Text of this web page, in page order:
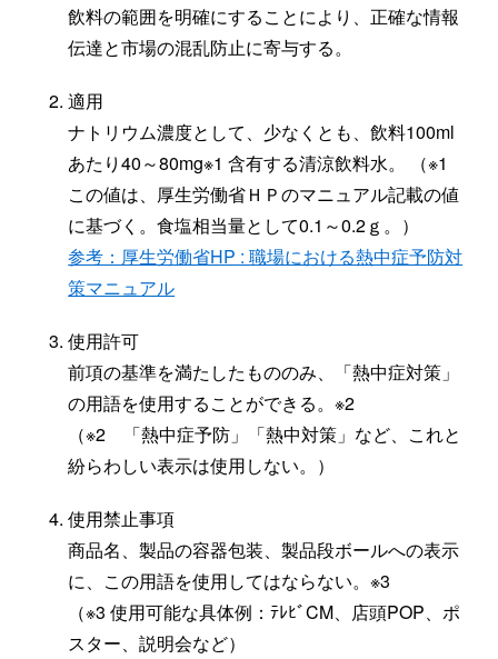
飲料の範囲を明確にすることにより、正確な情報
伝達と市場の混乱防止に寄与する。
適用
ナトリウム濃度として、少なくとも、飲料100ml
あたり40～80mg※1 含有する清涼飲料水。 （※1
この値は、厚生労働省ＨＰのマニュアル記載の値
に基づく。食塩相当量として0.1～0.2ｇ。）
参考：厚生労働省HP : 職場における熱中症予防対
策マニュアル
使用許可
前項の基準を満たしたもののみ、「熱中症対策」
の用語を使用することができる。※2
（※2 「熱中症予防」「熱中対策」など、これと
紛らわしい表示は使用しない。）
使用禁止事項
商品名、製品の容器包装、製品段ボールへの表示
に、この用語を使用してはならない。※3
（※3 使用可能な具体例：ﾃﾚﾋﾞCM、店頭POP、ポ
スター、説明会など）